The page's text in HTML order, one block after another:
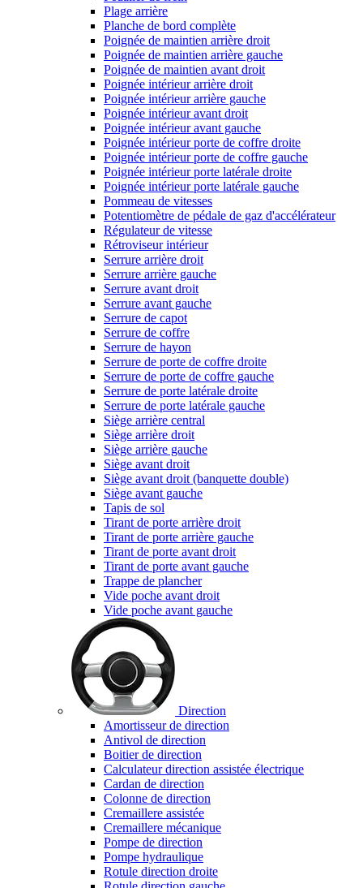
Plage arrière
Planche de bord complète
Poignée de maintien arrière droit
Poignée de maintien arrière gauche
Poignée de maintien avant droit
Poignée intérieur arrière droit
Poignée intérieur arrière gauche
Poignée intérieur avant droit
Poignée intérieur avant gauche
Poignée intérieur porte de coffre droite
Poignée intérieur porte de coffre gauche
Poignée intérieur porte latérale droite
Poignée intérieur porte latérale gauche
Pommeau de vitesses
Potentiomètre de pédale de gaz d'accélérateur
Régulateur de vitesse
Rétroviseur intérieur
Serrure arrière droit
Serrure arrière gauche
Serrure avant droit
Serrure avant gauche
Serrure de capot
Serrure de coffre
Serrure de hayon
Serrure de porte de coffre droite
Serrure de porte de coffre gauche
Serrure de porte latérale droite
Serrure de porte latérale gauche
Siège arrière central
Siège arrière droit
Siège arrière gauche
Siège avant droit
Siège avant droit (banquette double)
Siège avant gauche
Tapis de sol
Tirant de porte arrière droit
Tirant de porte arrière gauche
Tirant de porte avant droit
Tirant de porte avant gauche
Trappe de plancher
Vide poche avant droit
Vide poche avant gauche
Direction
Amortisseur de direction
Antivol de direction
Boitier de direction
Calculateur direction assistée électrique
Cardan de direction
Colonne de direction
Cremaillere assistée
Cremaillere mécanique
Pompe de direction
Pompe hydraulique
Rotule direction droite